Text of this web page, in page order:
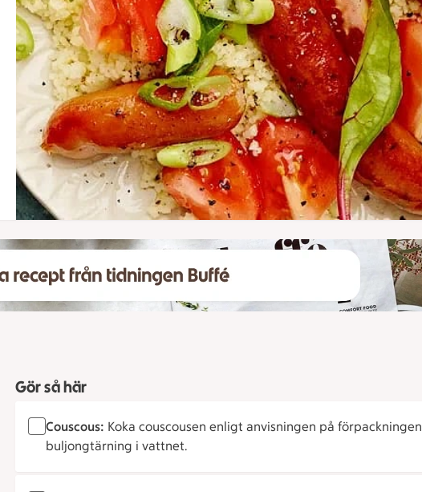
Gör så här
Couscous: Koka couscousen enligt anvisningen på
buljongtärning i vattnet.